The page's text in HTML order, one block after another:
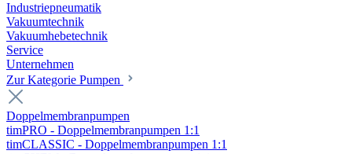
Industriepneumatik
Vakuumtechnik
Vakuumhebetechnik
Service
Unternehmen
Zur Kategorie Pumpen
Doppelmembranpumpen
timPRO - Doppelmembranpumpen 1:1
timCLASSIC - Doppelmembranpumpen 1:1